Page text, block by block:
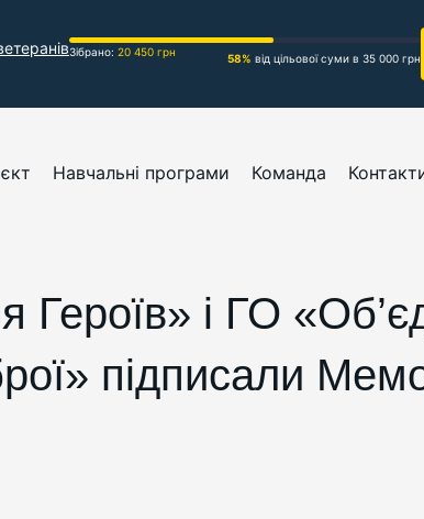
Зібрано: 20 450 грн 58% від цільової суми в 35 000 грн
Навчальні програми Команда
і ГО
підписали